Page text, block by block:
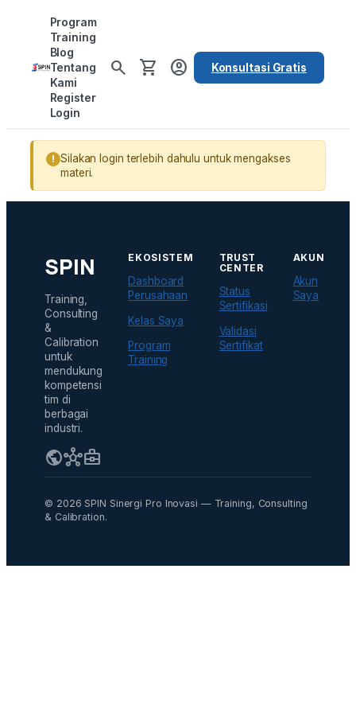
konten
Program
Training
Blog
Tentang
Kami
Register
Login
search shopping_cart account_circle Konsultasi Gratis
Silakan login terlebih dahulu untuk mengakses
materi.
SPIN
Training,
Consulting
&
Calibration
untuk
mendukung
kompetensi
tim di
berbagai
industri.
publichubbusiness_center
EKOSISTEM
Dashboard
Perusahaan
Kelas Saya
Program
Training
TRUST
CENTER
Status
Sertifikasi
Validasi
Sertifikat
AKUN
Akun
Saya
© 2026 SPIN Sinergi Pro Inovasi — Training, Consulting
& Calibration.